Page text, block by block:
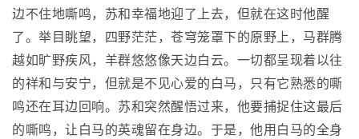
边不住地嘶鸣，苏和幸福地迎了上去，但就在这时他醒
了。举目眺望，四野茫茫，苍穹笼罩下的原野上，马群腾
越如旷野疾风，羊群悠悠像天边白云。一切都呈现着以往
的祥和与安宁，但就是不见心爱的白马，只有它熟悉的嘶
鸣还在耳边回响。苏和突然醒悟过来，他要捕捉住这最后
的嘶鸣，让白马的英魂留在身边。于是，他用白马的全身